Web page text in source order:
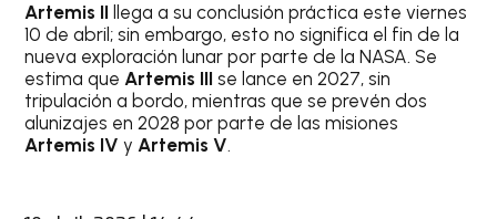
Artemis II llega a su conclusión práctica este viernes
10 de abril; sin embargo, esto no significa el fin de la
nueva exploración lunar por parte de la NASA. Se
estima queArtemis III se lance en 2027, sin
tripulación a bordo, mientras que se prevén dos
alunizajes en 2028 por parte de las misiones
Artemis IV yArtemis V.